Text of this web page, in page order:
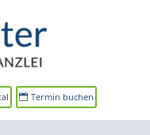
Termin buchen